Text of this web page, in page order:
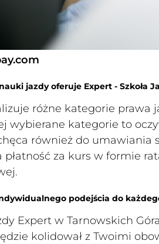
jazdy oferuje Expert - Szkoła
różne kategorie prawa
wybierane kategorie to
również do
za kurs w formie
podejścia do
Expert w Tarnowskich
kolidował z Twoimi